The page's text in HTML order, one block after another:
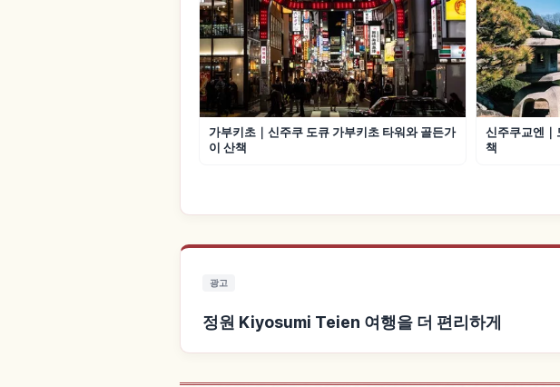
가부키초｜신주쿠 도큐 가부키초 타워와 골든가
이 산책
신주쿠교엔
책
광고
정원 Kiyosumi Teien 여행을 더 편리하게